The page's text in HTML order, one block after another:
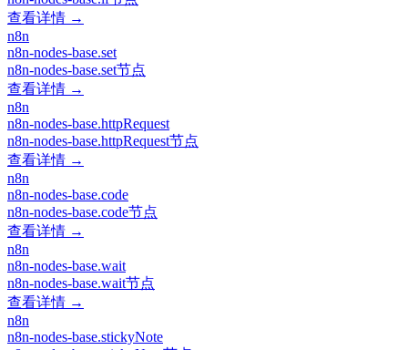
查看详情 →
n8n
n8n-nodes-base.set
n8n-nodes-base.set节点
查看详情 →
n8n
n8n-nodes-base.httpRequest
n8n-nodes-base.httpRequest节点
查看详情 →
n8n
n8n-nodes-base.code
n8n-nodes-base.code节点
查看详情 →
n8n
n8n-nodes-base.wait
n8n-nodes-base.wait节点
查看详情 →
n8n
n8n-nodes-base.stickyNote